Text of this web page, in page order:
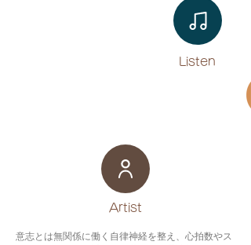
Listen​
​Artist
意志とは無関係に働く自律神経を整え、心拍数やス